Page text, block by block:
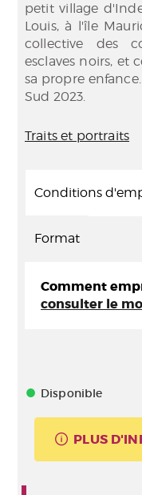
petit village
Louis, à l'île
collective des
esclaves noirs, et
sa propre
Sud 2023.
Traits et portraits
Conditions
Format
Comment
consulter le
Disponible
PLUS